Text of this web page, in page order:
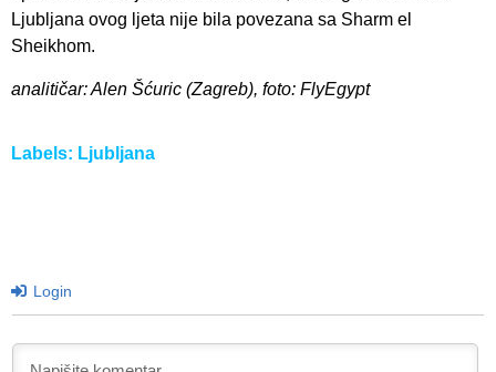
Ljubljana ovog ljeta nije bila povezana sa Sharm el
Sheikhom.
analitičar: Alen Šćuric (Zagreb), foto: FlyEgypt
Labels: Ljubljana
Login